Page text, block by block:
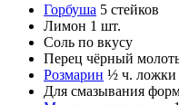
Горбуша 5 стейков
Лимон 1 шт.
Соль по вкусу
Перец чёрный
Розмарин ½ ч. ложки
Для смазывания